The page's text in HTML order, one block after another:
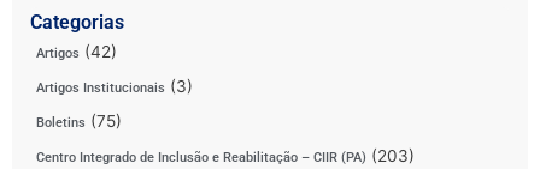
Categorias
Artigos (42)
Artigos Institucionais (3)
Boletins (75)
Centro Integrado de Inclusão e Reabilitação – CIIR (PA) (203)